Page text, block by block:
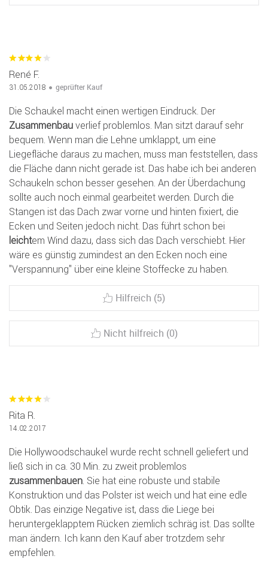
René F.
31.05.2018 geprüfter Kauf
Die Schaukel macht einen wertigen Eindruck. Der
Zusammenbau verlief problemlos. Man sitzt darauf sehr
bequem. Wenn man die Lehne umklappt, um eine
Liegefläche daraus zu machen, muss man feststellen, dass
die Fläche dann nicht gerade ist. Das habe ich bei anderen
Schaukeln schon besser gesehen. An der Überdachung
sollte auch noch einmal gearbeitet werden. Durch die
Stangen ist das Dach zwar vorne und hinten fixiert, die
Ecken und Seiten jedoch nicht. Das führt schon bei
leichtem Wind dazu, dass sich das Dach verschiebt. Hier
wäre es günstig zumindest an den Ecken noch eine
"Verspannung" über eine kleine Stoffecke zu haben.
Hilfreich (5)
Nicht hilfreich (0)
Rita R.
14.02.2017
Die Hollywoodschaukel wurde recht schnell geliefert und
ließ sich in ca. 30 Min. zu zweit problemlos
zusammenbauen. Sie hat eine robuste und stabile
Konstruktion und das Polster ist weich und hat eine edle
Obtik. Das einzige Negative ist, dass die Liege bei
heruntergeklapptem Rücken ziemlich schräg ist. Das sollte
man ändern. Ich kann den Kauf aber trotzdem sehr
empfehlen.